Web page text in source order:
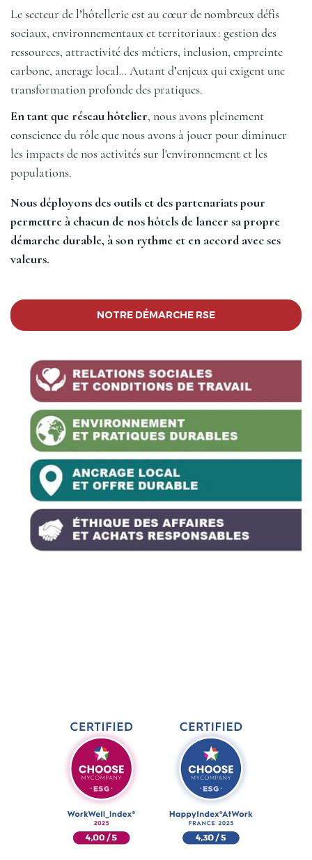
Le secteur de l’hôtellerie est au cœur de nombreux défis
sociaux, environnementaux et territoriaux : gestion des
ressources, attractivité des métiers, inclusion, empreinte
carbone, ancrage local… Autant d’enjeux qui exigent une
transformation profonde des pratiques.
En tant que réseau hôtelier, nous avons pleinement
conscience du rôle que nous avons à jouer pour diminuer
les impacts de nos activités sur l'environnement et les
populations.
Nous déployons des outils et des partenariats pour
permettre à chacun de nos hôtels de lancer sa propre
démarche durable, à son rythme et en accord avec ses
valeurs.
NOTRE DÉMARCHE RSE